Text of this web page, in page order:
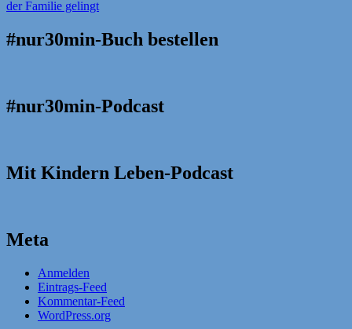
#nur30min-Buch bestellen
#nur30min-Podcast
Mit Kindern Leben-Podcast
Meta
Anmelden
Eintrags-Feed
Kommentar-Feed
WordPress.org